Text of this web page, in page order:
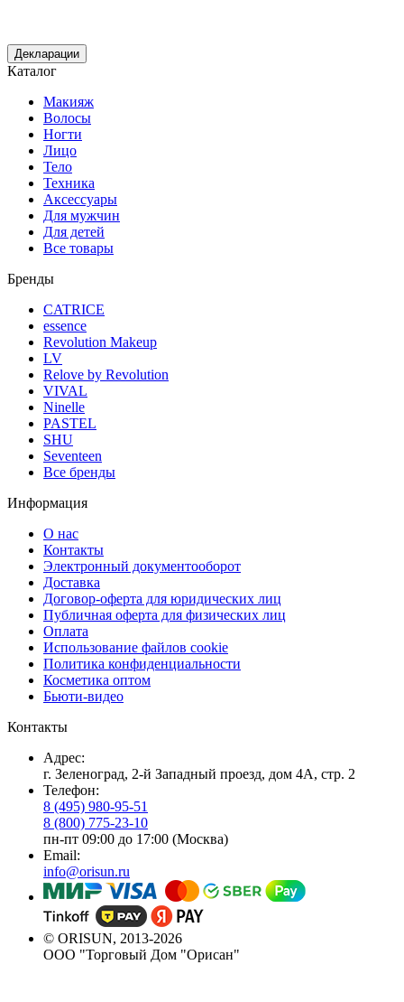
Декларации
Каталог
Макияж
Волосы
Ногти
Лицо
Тело
Техника
Аксессуары
Для мужчин
Для детей
Все товары
Бренды
CATRICE
essence
Revolution Makeup
LV
Relove by Revolution
VIVAL
Ninelle
PASTEL
SHU
Seventeen
Все бренды
Информация
О нас
Контакты
Электронный документооборот
Доставка
Договор-оферта для юридических лиц
Публичная оферта для физических лиц
Оплата
Использование файлов cookie
Политика конфиденциальности
Косметика оптом
Бьюти-видео
Контакты
Адрес:
г. Зеленоград, 2-й Западный проезд, дом 4А, стр. 2
Телефон:
8 (495) 980-95-51
8 (800) 775-23-10
пн-пт 09:00 до 17:00 (Москва)
Email:
info@orisun.ru
© ORISUN, 2013-2026
ООО "Торговый Дом "Орисан"